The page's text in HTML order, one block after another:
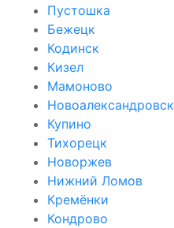
Пустошка
Бежецк
Кодинск
Кизел
Мамоново
Новоалександровск
Купино
Тихорецк
Новоржев
Нижний Ломов
Кремёнки
Кондрово